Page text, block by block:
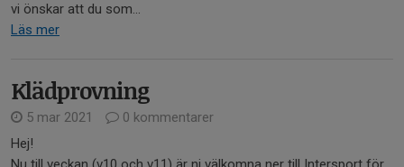
vi önskar att du som...
Läs mer
Klädprovning
5 mar 2021
0 kommentarer
Hej!